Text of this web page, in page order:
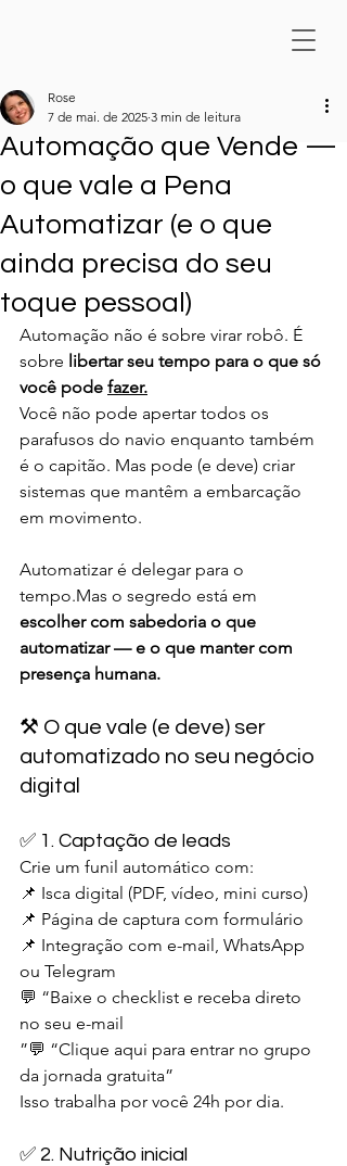
Automação que Vende —
o que vale a Pena
Automatizar (e o que
ainda precisa do seu
toque pessoal)
Rose
7 de mai. de 2025 3 min de leitura
Automação não é sobre virar robô. É
sobre libertar seu tempo para o que só
você pode fazer.
Você não pode apertar todos os
parafusos do navio enquanto também
é o capitão. Mas pode (e deve) criar
sistemas que mantêm a embarcação
em movimento.
Automatizar é delegar para o
tempo.Mas o segredo está em
escolher com sabedoria o que
automatizar — e o que manter com
presença humana.
⚒️ O que vale (e deve) ser
automatizado no seu negócio
digital
✅ 1. Captação de leads
Crie um funil automático com:
📌 Isca digital (PDF, vídeo, mini curso)
📌 Página de captura com formulário
📌 Integração com e-mail, WhatsApp
ou Telegram
💬 “Baixe o checklist e receba direto
no seu e-mail
”💬 “Clique aqui para entrar no grupo
da jornada gratuita”
Isso trabalha por você 24h por dia.
✅ 2. Nutrição inicial